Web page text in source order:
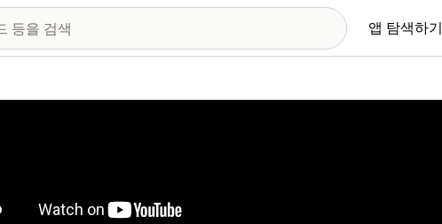
앱 탐색하기
미지 갤러리